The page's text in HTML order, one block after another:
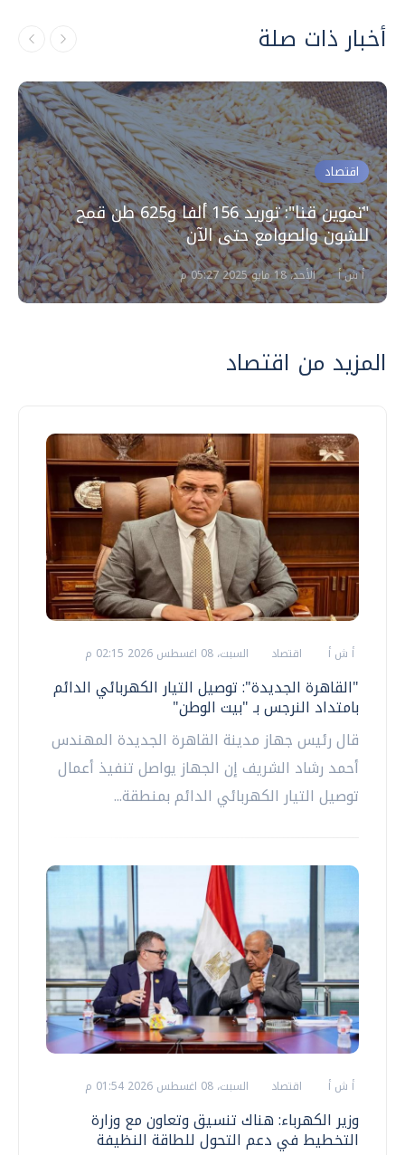
أخبار ذات صلة
اقتصاد
"تموين قنا": توريد 156 ألفا و625 طن قمح
للشون والصوامع حتى الآن
أ ش أ الأحد، 18 مايو 2025 05:27 م
المزيد من اقتصاد
أ ش أ اقتصاد السبت، 08 اغسطس 2026 02:15 م
"القاهرة الجديدة": توصيل التيار الكهربائي الدائم
بامتداد النرجس بـ "بيت الوطن"
قال رئيس جهاز مدينة القاهرة الجديدة المهندس
أحمد رشاد الشريف إن الجهاز يواصل تنفيذ أعمال
توصيل التيار الكهربائي الدائم بمنطقة...
أ ش أ اقتصاد السبت، 08 اغسطس 2026 01:54 م
وزير الكهرباء: هناك تنسيق وتعاون مع وزارة
التخطيط في دعم التحول للطاقة النظيفة